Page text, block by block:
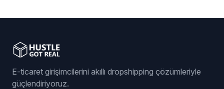
E-ticaret girişimcilerini akıllı dropshipping çözümleriyle
güçlendiriyoruz.